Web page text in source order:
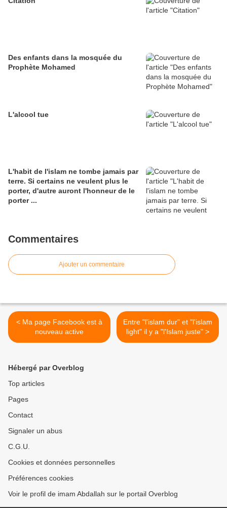
Des enfants dans la mosquée du
Prophète Mohamed
L'alcool tue
L'habit de l'islam ne tombe jamais par
terre. Si certains ne veulent plus le
porter, d'autre auront l'honneur de le
porter ...
Commentaires
Ajouter un commentaire
< Ma page Facebook est à
nouveau active
Entre "l'islam dur" et "l'islam
light" il y a "l'Islam juste" >
Hébergé par Overblog
Top articles
Pages
Contact
Signaler un abus
C.G.U.
Cookies et données personnelles
Préférences cookies
Voir le profil de imam Abdallah sur le portail Overblog